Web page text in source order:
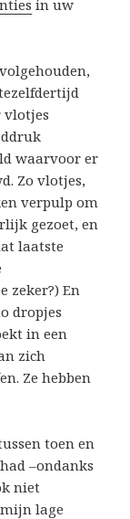
in uw
vlotjes
waarvoor er
Zo vlotjes,
verpulp om
gezoet, en
laatste
zeker?) En
dropjes
in een
zich
Ze hebben
toen en
–ondanks
niet
lage